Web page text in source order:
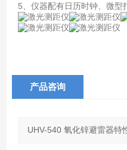
5、仪器配有日历时钟、微型
产品咨询